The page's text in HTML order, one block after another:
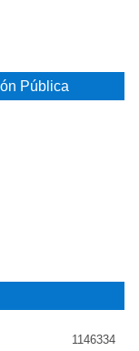
Pública
1146334